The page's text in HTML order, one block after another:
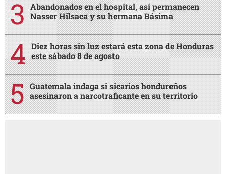
Abandonados en el hospital, así permanecen
Nasser Hilsaca y su hermana Básima
Diez horas sin luz estará esta zona de Honduras
este sábado 8 de agosto
Guatemala indaga si sicarios hondureños
asesinaron a narcotraficante en su territorio